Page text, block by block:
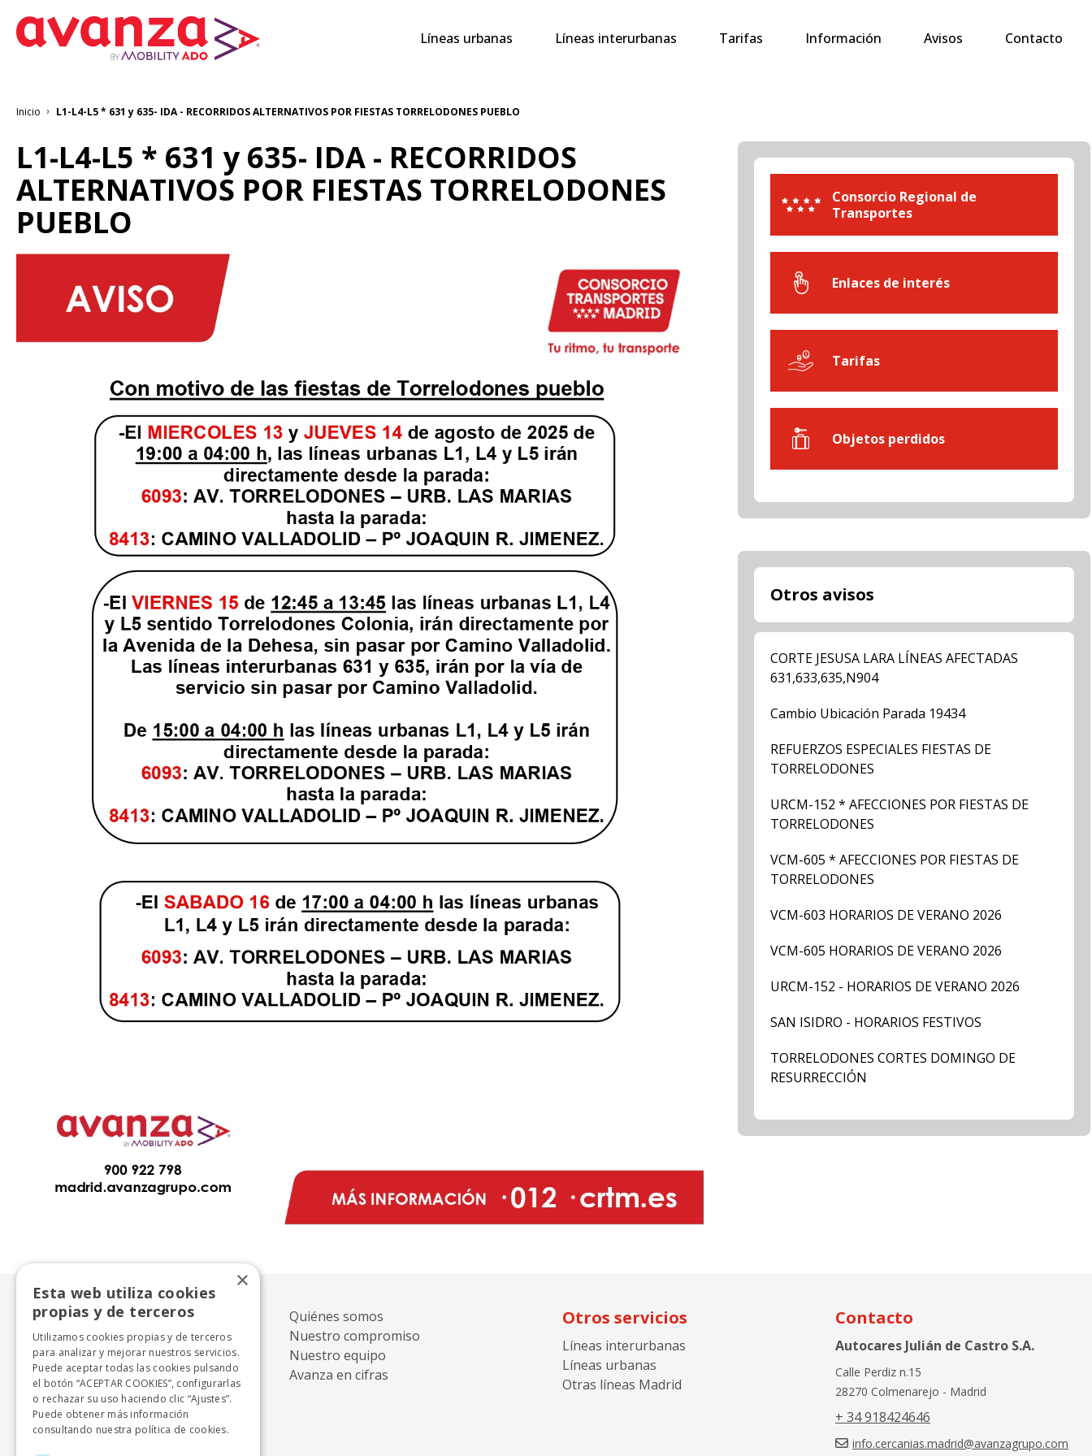
contenido
Navegación
Líneas urbanas Líneas interurbanas Tarifas Información Avisos Contacto
Sobrescribir
ayuda
a
la
navegación
Inicio L1-L4-L5 * 631 y 635- IDA - RECORRIDOS ALTERNATIVOS POR FIESTAS TORRELODONES PUEBLO
L1-L4-L5 * 631 y 635- IDA - RECORRIDOS
ALTERNATIVOS POR FIESTAS TORRELODONES
PUEBLO
Consorcio Regional de
Transportes
Enlaces de interés
Tarifas
Objetos perdidos
Otros avisos
CORTE JESUSA LARA LÍNEAS AFECTADAS
631,633,635,N904
Cambio Ubicación Parada 19434
REFUERZOS ESPECIALES FIESTAS DE
TORRELODONES
URCM-152 * AFECCIONES POR FIESTAS DE
TORRELODONES
VCM-605 * AFECCIONES POR FIESTAS DE
TORRELODONES
VCM-603 HORARIOS DE VERANO 2026
VCM-605 HORARIOS DE VERANO 2026
URCM-152 - HORARIOS DE VERANO 2026
SAN ISIDRO - HORARIOS FESTIVOS
TORRELODONES CORTES DOMINGO DE
RESURRECCIÓN
Avanza
Quiénes somos
Nuestro compromiso
Nuestro equipo
Avanza en cifras
Otros servicios
Líneas interurbanas
Líneas urbanas
Otras líneas Madrid
Contacto
Autocares Julián de Castro S.A.
Calle Perdiz n.15
28270 Colmenarejo - Madrid
+ 34 918424646
info.cercanias.madrid@avanzagrupo.com
×
Esta web utiliza cookies
propias y de terceros
Utilizamos cookies propias y de terceros
para analizar y mejorar nuestros servicios.
Puede aceptar todas las cookies pulsando
el botón “ACEPTAR COOKIES”, configurarlas
o rechazar su uso haciendo clic “Ajustes”.
Puede obtener más información
consultando nuestra política de cookies.